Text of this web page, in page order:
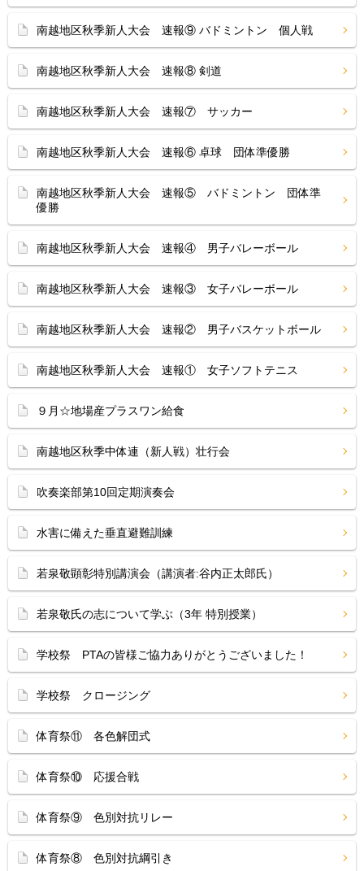
南越地区秋季新人大会 速報⑨ バドミントン 個人戦
南越地区秋季新人大会 速報⑧ 剣道
南越地区秋季新人大会 速報⑦ サッカー
南越地区秋季新人大会 速報⑥ 卓球 団体準優勝
南越地区秋季新人大会 速報⑤ バドミントン 団体準
優勝
南越地区秋季新人大会 速報④ 男子バレーボール
南越地区秋季新人大会 速報③ 女子バレーボール
南越地区秋季新人大会 速報② 男子バスケットボール
南越地区秋季新人大会 速報① 女子ソフトテニス
９月☆地場産プラスワン給食
南越地区秋季中体連（新人戦）壮行会
吹奏楽部第10回定期演奏会
水害に備えた垂直避難訓練
若泉敬顕彰特別講演会（講演者:谷内正太郎氏）
若泉敬氏の志について学ぶ（3年 特別授業）
学校祭 PTAの皆様ご協力ありがとうございました！
学校祭 クロージング
体育祭⑪ 各色解団式
体育祭⑩ 応援合戦
体育祭⑨ 色別対抗リレー
体育祭⑧ 色別対抗綱引き